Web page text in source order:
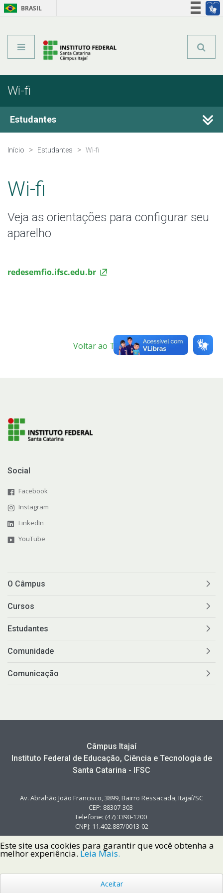
BRASIL
Wi-fi
Estudantes
Editais do Câmpus
Calendário Acadêmico
Secretaria e Registro Acadêmico
Horário de Aula
Documentos Úteis
Sistemas Acadêmicos
Representação Estudantil
Início Estudantes Wi-fi
Wi-fi
Veja as orientações para configurar seu
aparelho
redesemfio.ifsc.edu.br
Voltar ao Topo
Social
Facebook
Instagram
LinkedIn
YouTube
O Câmpus
Cursos
Estudantes
Comunidade
Comunicação
Câmpus Itajaí
Instituto Federal de Educação, Ciência e Tecnologia de
Santa Catarina - IFSC
Av. Abrahão João Francisco, 3899, Bairro Ressacada, Itajaí/SC
CEP: 88307-303
Telefone: (47) 3390-1200
CNPJ: 11.402.887/0013-02
Copyright © 2022 Instituto Federal de Santa Catarina IFSC
Este site usa cookies para garantir que você obtenha a
melhor experiência. Leia Mais.
Aceitar